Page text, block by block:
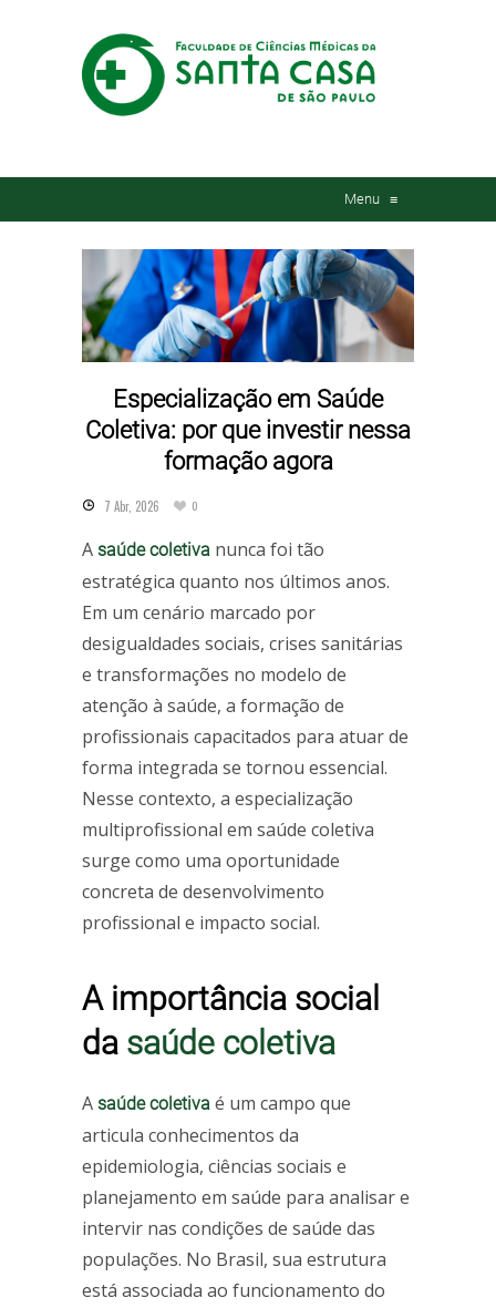
Menu ≡
Especialização em Saúde
Coletiva: por que investir nessa
formação agora
7 Abr, 2026 0
A saúde coletiva nunca foi tão
estratégica quanto nos últimos anos.
Em um cenário marcado por
desigualdades sociais, crises sanitárias
e transformações no modelo de
atenção à saúde, a formação de
profissionais capacitados para atuar de
forma integrada se tornou essencial.
Nesse contexto, a especialização
multiprofissional em saúde coletiva
surge como uma oportunidade
concreta de desenvolvimento
profissional e impacto social.
A importância social
da saúde coletiva
A saúde coletiva é um campo que
articula conhecimentos da
epidemiologia, ciências sociais e
planejamento em saúde para analisar e
intervir nas condições de saúde das
populações. No Brasil, sua estrutura
está associada ao funcionamento do